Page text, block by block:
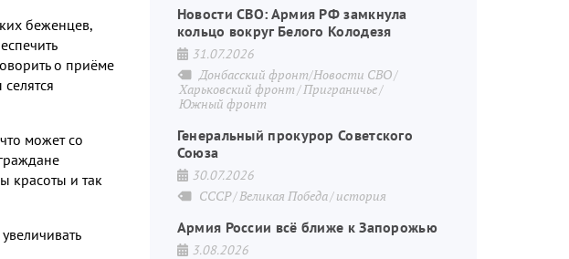
беженцев,
о приёме
может со
красоты и так
Новости СВО: Армия РФ замкнула
кольцо вокруг Белого Колодезя
31.07.2026
Донбасский фронт/Новости СВО
Харьковский фронт Приграничье
Южный фронт
Генеральный прокурор Советского
Союза
30.07.2026
СССР Великая Победа история
Армия России всё ближе к Запорожью
3.08.2026